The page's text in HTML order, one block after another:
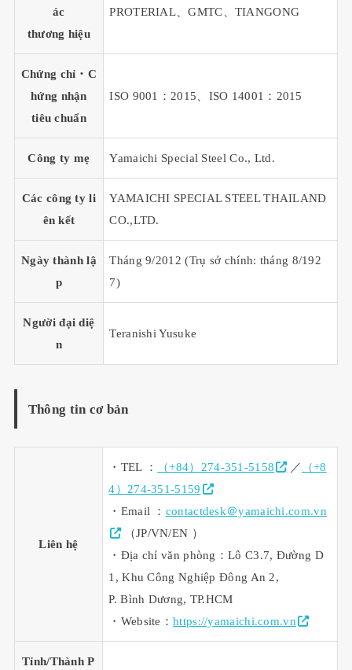
ác
thương hiệu
PROTERIAL、GMTC、TIANGONG
Chứng chỉ・C
hứng nhận
tiêu chuẩn
ISO 9001：2015、ISO 14001：2015
Công ty mẹ Yamaichi Special Steel Co., Ltd.
Các công ty li
ên kết
YAMAICHI SPECIAL STEEL THAILAND
CO.,LTD.
Ngày thành lậ
p
Tháng 9/2012 (Trụ sở chính: tháng 8/192
7)
Người đại diệ
n
Teranishi Yusuke
Thông tin cơ bản
Liên hệ
・TEL ： （+84）274-351-5158 ／
（+8
4）274-351-5159
・Email ： contactdesk＠yamaichi.com.vn
（JP/VN/EN ）
・Địa chỉ văn phòng：Lô C3.7, Đường D
1, Khu Công Nghiệp Đông An 2,
P. Bình Dương, TP.HCM
・Website：https://yamaichi.com.vn
Tỉnh/Thành P